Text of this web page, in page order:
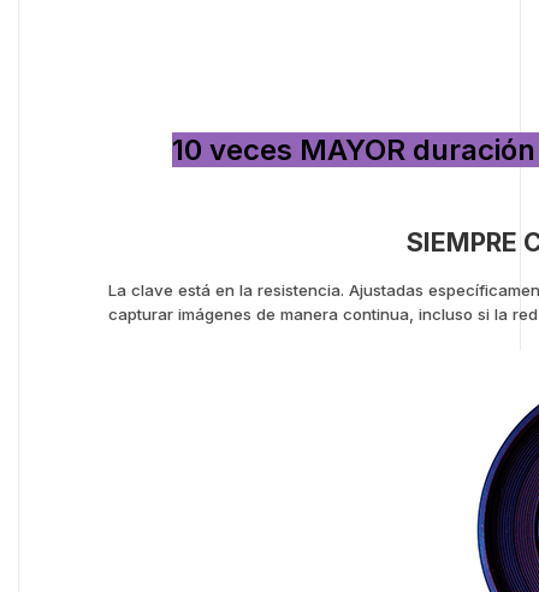
10 veces MAYOR
SIEMPRE
La clave está en la resistencia. Ajustadas
capturar imágenes de manera continua, incluso si la